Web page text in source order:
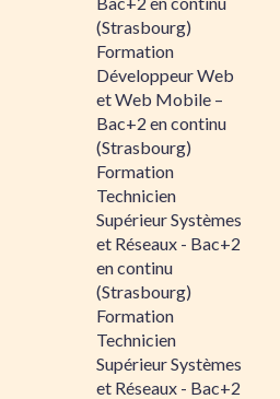
(Strasbourg)
Formation
Développeur Web
et Web Mobile –
Bac+2 en continu
(Strasbourg)
Formation
Technicien
Supérieur Systèmes
et Réseaux - Bac+2
en continu
(Strasbourg)
Formation
Technicien
Supérieur Systèmes
et Réseaux - Bac+2